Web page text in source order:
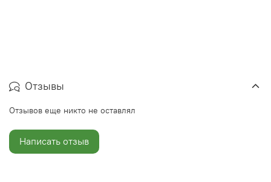
Отзывы
Отзывов еще никто не оставлял
Написать отзыв